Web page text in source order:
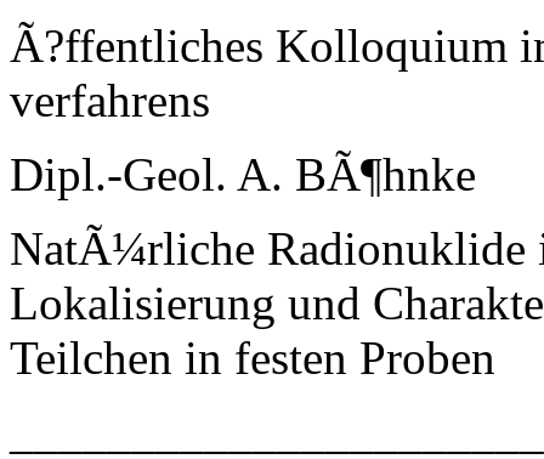
Ã?ffentliches Kolloquium
verfahrens
Dipl.-Geol. A. BÃ¶hnke
NatÃ¼rliche Radionuklide
Lokalisierung und
Teilchen in festen Proben